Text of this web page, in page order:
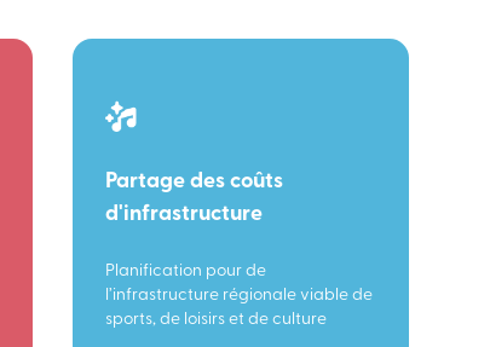
Partage des coûts
d'infrastructure
Planification pour de
l’infrastructure régionale viable de
sports, de loisirs et de culture